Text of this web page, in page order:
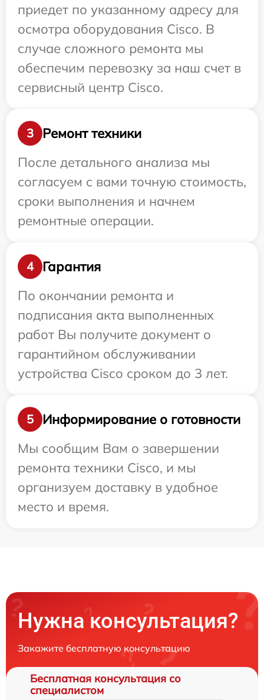
приедет по указанному адресу для
осмотра оборудования Cisco. В
случае сложного ремонта мы
обеспечим перевозку за наш счет в
сервисный центр Cisco.
3
Ремонт техники
После детального анализа мы
согласуем с вами точную стоимость,
сроки выполнения и начнем
ремонтные операции.
4
Гарантия
По окончании ремонта и
подписания акта выполненных
работ Вы получите документ о
гарантийном обслуживании
устройства Cisco сроком до 3 лет.
5
Информирование о готовности
Мы сообщим Вам о завершении
ремонта техники Cisco, и мы
организуем доставку в удобное
место и время.
Нужна консультация?
Закажите бесплатную консультацию
Бесплатная консультация со
специалистом